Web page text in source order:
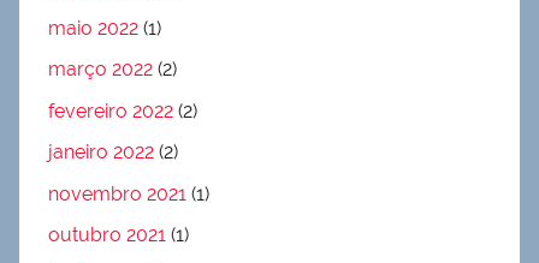
maio 2022 (1)
março 2022 (2)
fevereiro 2022 (2)
janeiro 2022 (2)
novembro 2021 (1)
outubro 2021 (1)